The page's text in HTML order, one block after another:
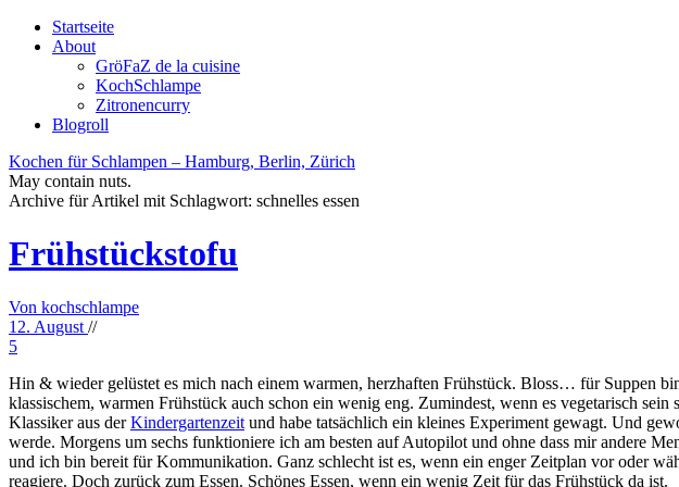
Startseite
About
GröFaZ de la cuisine
KochSchlampe
Zitronencurry
Blogroll
Kochen für Schlampen – Hamburg, Berlin, Zürich
May contain nuts.
Archive für Artikel mit Schlagwort: schnelles essen
Frühstückstofu
Von kochschlampe
12. August //
5
Hin & wieder gelüstet es mich nach einem warmen, herzhaften Frühstück. Bloss… für Suppen
klassischem, warmen Frühstück auch schon ein wenig eng. Zumindest, wenn es vegetarisch
Klassiker aus derKindergartenzeit und habe tatsächlich ein kleines Experiment gewagt. Und
werde. Morgens um sechs funktioniere ich am besten auf Autopilot und ohne dass mir andere
und ich bin bereit für Kommunikation. Ganz schlecht ist es, wenn ein enger Zeitplan vor oder
reagiere. Doch zurück zum Essen. Schönes Essen, wenn ein wenig Zeit für das Frühstück da ist.